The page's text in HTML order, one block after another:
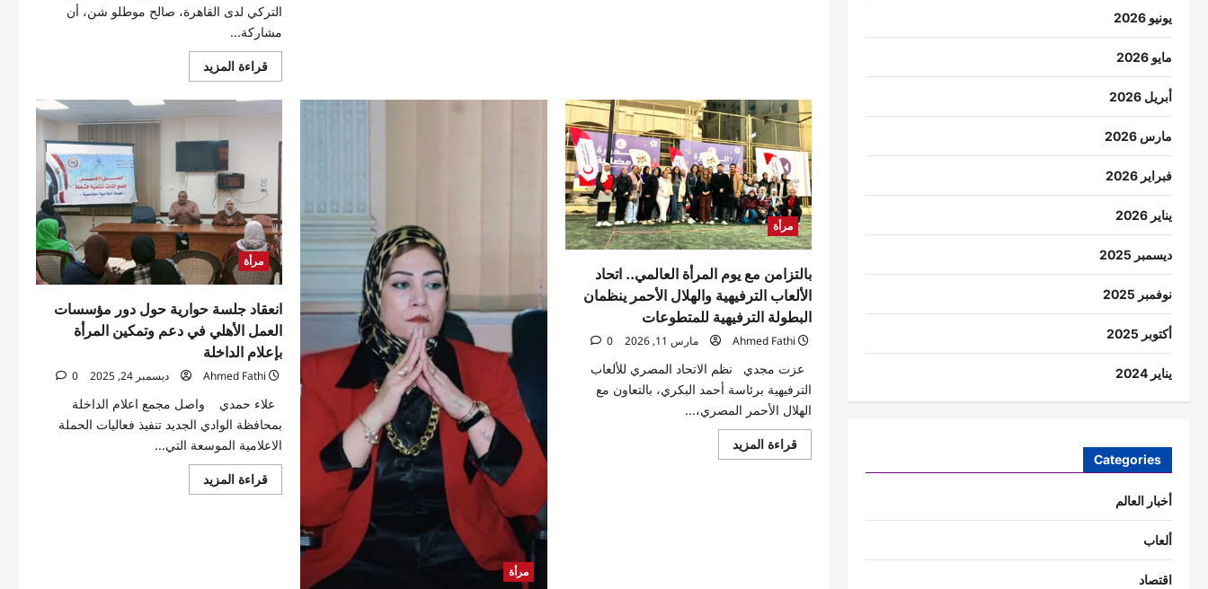
لوالدته
الراحلة
وزوجته
وتحية
خاصة
لأمهات
الشهداء
المهندسات
التركي لدى القاهرة، صالح موطلو شن، أن
مشاركة...
قراءة المزيداقرأ
المزيد
سفير
قلب
المصري
الكبير:
تمكين
المرأة
بالفن
يصنع
جسورًا
جديدة
بين
الشعوب
مرأة
بالتزامن مع يوم المرأة العالمي.. اتحاد
الألعاب الترفيهية والهلال الأحمر ينظمان
البطولة الترفيهية للمتطوعات
Ahmed Fathi مارس 11, 2026 0
عزت مجدي نظم الاتحاد المصري للألعاب
الترفيهية برئاسة أحمد البكري، بالتعاون مع
الهلال الأحمر المصري،...
قراءة المزيداقرأ
المزيد
مرأة
مرأة
انعقاد جلسة حوارية حول دور مؤسسات
العمل الأهلي في دعم وتمكين المرأة
بإعلام الداخلة
Ahmed Fathi ديسمبر 24, 2025 0
علاء حمدي واصل مجمع اعلام الداخلة
بمحافظة الوادي الجديد تنفيذ فعاليات الحملة
الاعلامية الموسعة التي...
قراءة المزيداقرأ
المزيد
يونيو 2026
مايو 2026
أبريل 2026
مارس 2026
فبراير 2026
يناير 2026
ديسمبر 2025
نوفمبر 2025
أكتوبر 2025
يناير 2024
Categories
أخبار العالم
ألعاب
اقتصاد